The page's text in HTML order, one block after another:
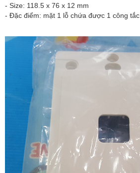
- Size: 118.5 x 76 x 12 mm
- Đặc điểm: mặt 1 lỗ chứa được 1 công tắc